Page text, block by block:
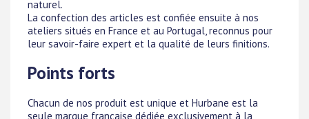
naturel.
La confection des articles est confiée ensuite à nos
ateliers situés en France et au Portugal, reconnus pour
leur savoir-faire expert et la qualité de leurs finitions.
Points forts
Chacun de nos produit est unique et Hurbane est la
seule marque française dédiée exclusivement à la